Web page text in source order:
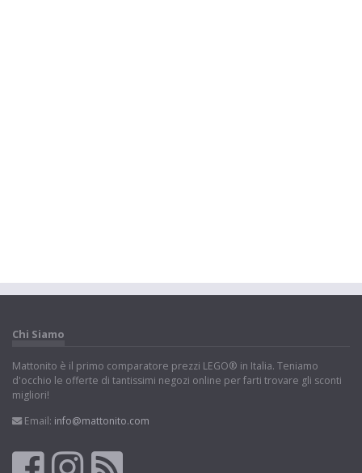
Chi Siamo
Mattonito è il primo comparatore prezzi LEGO® in Italia. Teniamo
d'occhio le offerte di tantissimi negozi online per farti trovare gli sconti
migliori!
Email: info@mattonito.com